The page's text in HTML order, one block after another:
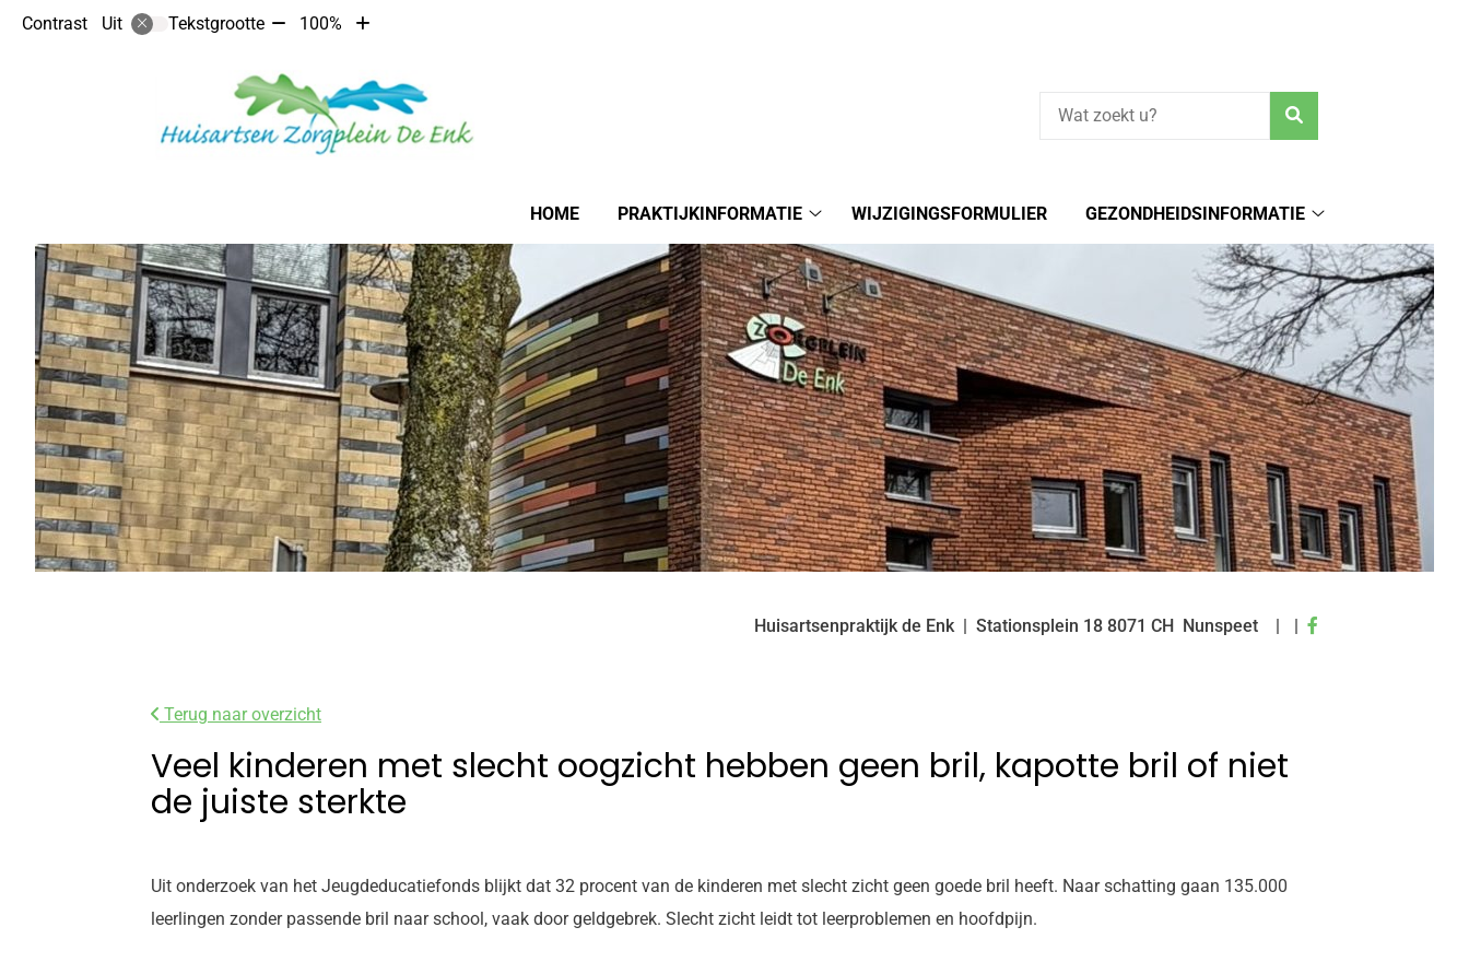
Contrast Uit Tekstgrootte Tekst
met
10%
100%
Tekst
10%
HOME
PRAKTIJKINFORMATIE
submenu
WIJZIGINGSFORMULIER
GEZONDHEIDSINFORMATIE
submenu
Huisartsenpraktijk de Enk Stationsplein 18 8071 CH Nunspeet
Terug naar overzicht
Veel kinderen met slecht oogzicht hebben geen bril, kapotte bril of niet
de juiste sterkte
Uit onderzoek van het Jeugdeducatiefonds blijkt dat 32 procent van de kinderen met slecht zicht geen goede bril heeft. Naar schatting gaan 135.000
leerlingen zonder passende bril naar school, vaak door geldgebrek. Slecht zicht leidt tot leerproblemen en hoofdpijn.